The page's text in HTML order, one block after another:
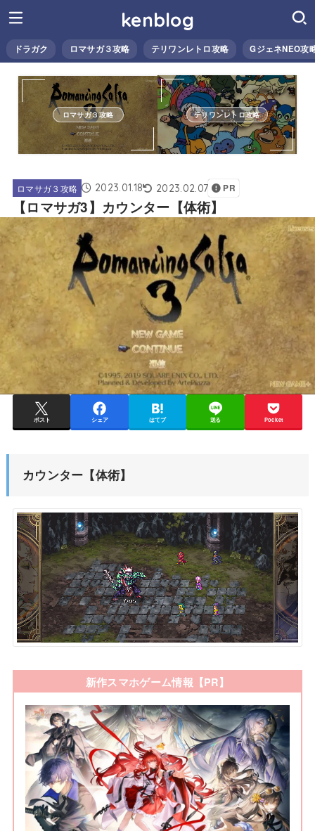
kenblog
ドラガク ロマサガ３攻略 テリワンレトロ攻略 GジェネNEO攻
ロマサガ３攻略 テリワンレトロ攻略
ロマサガ３攻略 2023.01.18 2023.02.07 PR
【ロマサガ3】カウンター【体術】
ポスト シェア はてブ 送る Pocket
カウンター【体術】
新作スマホゲーム情報【PR】